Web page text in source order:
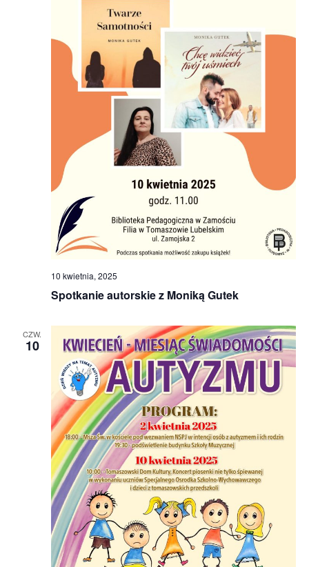
Spotkanie autorskie z Moniką Gutek
10 kwietnia, 2025
CZW.
10